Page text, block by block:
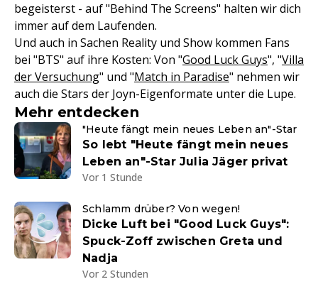
begeisterst - auf "Behind The Screens" halten wir dich
immer auf dem Laufenden.
Und auch in Sachen Reality und Show kommen Fans
bei "BTS" auf ihre Kosten: Von "Good Luck Guys", "Villa
der Versuchung" und "Match in Paradise" nehmen wir
auch die Stars der Joyn-Eigenformate unter die Lupe.
Mehr entdecken
"Heute fängt mein neues Leben an"-Star
So lebt "Heute fängt mein neues
Leben an"-Star Julia Jäger privat
Vor 1 Stunde
Schlamm drüber? Von wegen!
Dicke Luft bei "Good Luck Guys":
Spuck-Zoff zwischen Greta und
Nadja
Vor 2 Stunden